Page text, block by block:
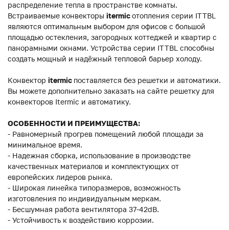
распределение тепла в пространстве комнаты.
Встраиваемые конвекторы itermicотопления серии ITTBL
являются оптимальным выбором для офисов с большой
площадью остекления, загородных коттеджей и квартир с
панорамными окнами. Устройства серии ITTBL способны
создать мощный и надёжный тепловой барьер холоду.
Конвектор itermic поставляется без решетки и автоматики.
Вы можете дополнительно заказать на сайте решетку для
конвекторов Itermic и автоматику.
ОСОБЕННОСТИ И ПРЕИМУЩЕСТВА:
- Равномерный прогрев помещений любой площади за
минимальное время.
- Надежная сборка, использование в производстве
качественных материалов и комплектующих от
европейских лидеров рынка.
- Широкая линейка типоразмеров, возможность
изготовления по индивидуальным меркам.
- Бесшумная работа вентилятора 37-42dB.
- Устойчивость к воздействию коррозии.